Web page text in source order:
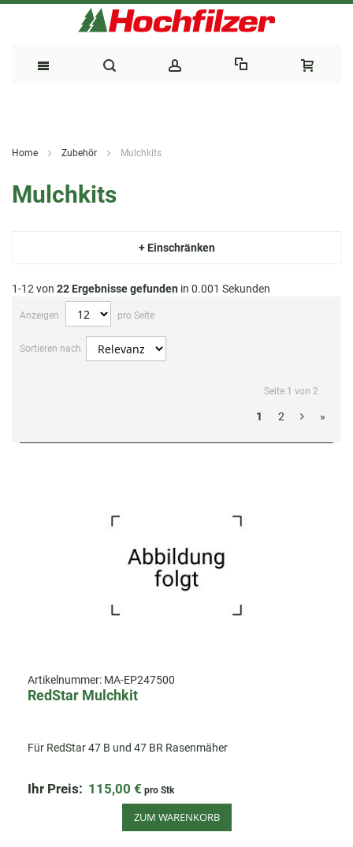
Home Zubehör Mulchkits
Mulchkits
+ Einschränken
1-12 von 22 Ergebnisse gefunden in 0.001 Sekunden
Anzeigen pro Seite
Sortieren nach
Seite 1 von 2
1 2 »
Artikelnummer: MA-EP247500
RedStar Mulchkit
Für RedStar 47 B und 47 BR Rasenmäher
Ihr Preis: 115,00 € pro Stk
ZUM WARENKORB